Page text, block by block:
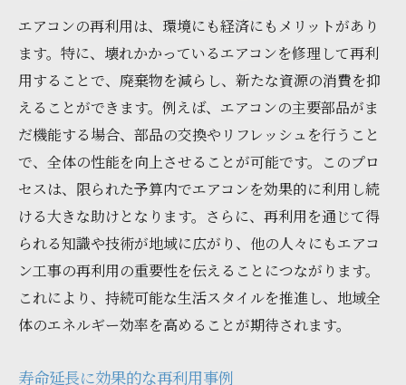
エアコンの再利用は、環境にも経済にもメリットがあり
ます。特に、壊れかかっているエアコンを修理して再利
用することで、廃棄物を減らし、新たな資源の消費を抑
えることができます。例えば、エアコンの主要部品がま
だ機能する場合、部品の交換やリフレッシュを行うこと
で、全体の性能を向上させることが可能です。このプロ
セスは、限られた予算内でエアコンを効果的に利用し続
ける大きな助けとなります。さらに、再利用を通じて得
られる知識や技術が地域に広がり、他の人々にもエアコ
ン工事の再利用の重要性を伝えることにつながります。
これにより、持続可能な生活スタイルを推進し、地域全
体のエネルギー効率を高めることが期待されます。
寿命延長に効果的な再利用事例